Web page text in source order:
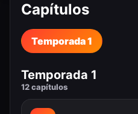
Capítulos
Temporada 1
Temporada 1
12 capítulos